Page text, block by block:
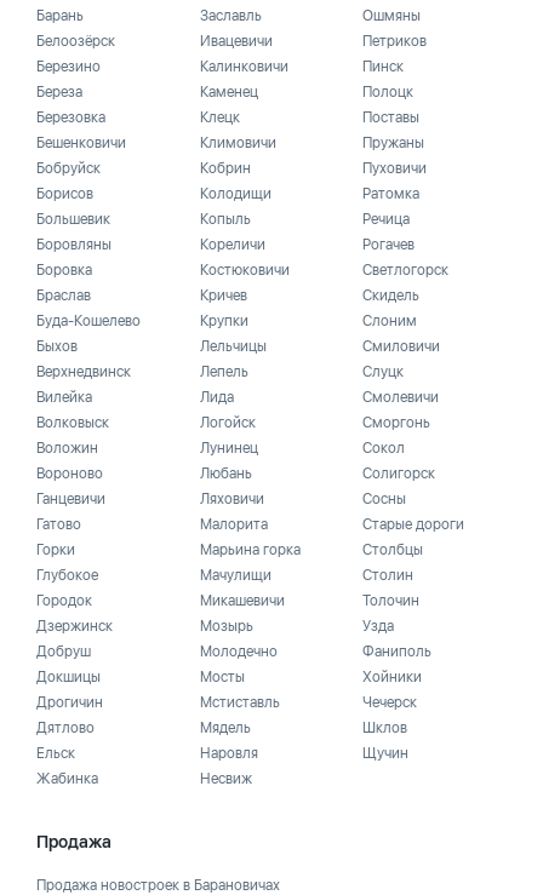
Барань
Белоозёрск
Березино
Береза
Березовка
Бешенковичи
Бобруйск
Борисов
Большевик
Боровляны
Боровка
Браслав
Буда-Кошелево
Быхов
Верхнедвинск
Вилейка
Волковыск
Воложин
Вороново
Ганцевичи
Гатово
Горки
Глубокое
Городок
Дзержинск
Добруш
Докшицы
Дрогичин
Дятлово
Ельск
Жабинка
Заславль
Ивацевичи
Калинковичи
Каменец
Клецк
Климовичи
Кобрин
Колодищи
Копыль
Кореличи
Костюковичи
Кричев
Крупки
Лельчицы
Лепель
Лида
Логойск
Лунинец
Любань
Ляховичи
Малорита
Марьина горка
Мачулищи
Микашевичи
Мозырь
Молодечно
Мосты
Мстиставль
Мядель
Наровля
Несвиж
Ошмяны
Петриков
Пинск
Полоцк
Поставы
Пружаны
Пуховичи
Ратомка
Речица
Рогачев
Светлогорск
Скидель
Слоним
Смиловичи
Слуцк
Смолевичи
Сморгонь
Сокол
Солигорск
Сосны
Старые дороги
Столбцы
Столин
Толочин
Узда
Фаниполь
Хойники
Чечерск
Шклов
Щучин
Продажа
Продажа новостроек в Барановичах